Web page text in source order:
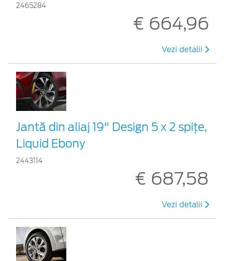
2465284
€ 664,96
Vezi detalii
Jantă din aliaj 19" Design 5 x 2 spițe,
Liquid Ebony
2443114
€ 687,58
Vezi detalii